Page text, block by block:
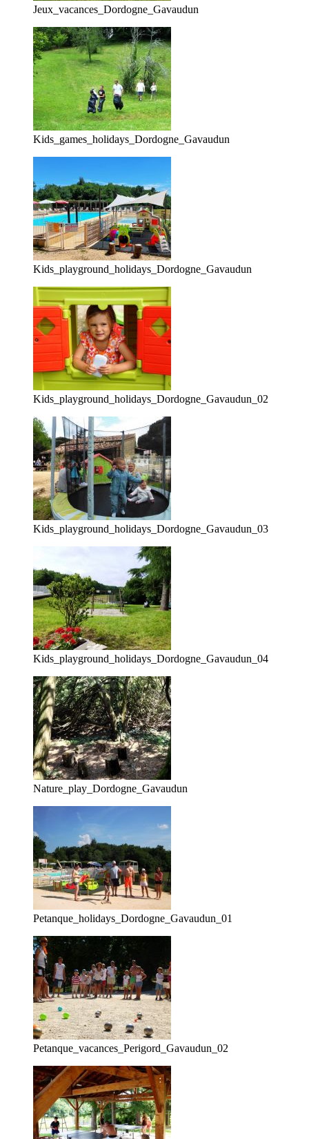
Jeux_vacances_Dordogne_Gavaudun
Kids_games_holidays_Dordogne_Gavaudun
Kids_playground_holidays_Dordogne_Gavaudun
Kids_playground_holidays_Dordogne_Gavaudun_02
Kids_playground_holidays_Dordogne_Gavaudun_03
Kids_playground_holidays_Dordogne_Gavaudun_04
Nature_play_Dordogne_Gavaudun
Petanque_holidays_Dordogne_Gavaudun_01
Petanque_vacances_Perigord_Gavaudun_02